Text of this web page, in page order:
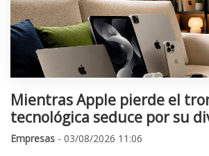
Mientras Apple pierde el
tecnológica seduce por su
Empresas - 03/08/2026 11:06